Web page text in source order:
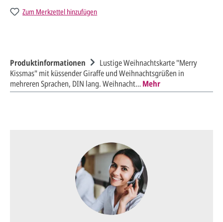
Zum Merkzettel hinzufügen
Produktinformationen
Lustige Weihnachtskarte "Merry
Kissmas" mit küssender Giraffe und Weihnachtsgrüßen in
mehreren Sprachen, DIN lang. Weihnacht…Mehr